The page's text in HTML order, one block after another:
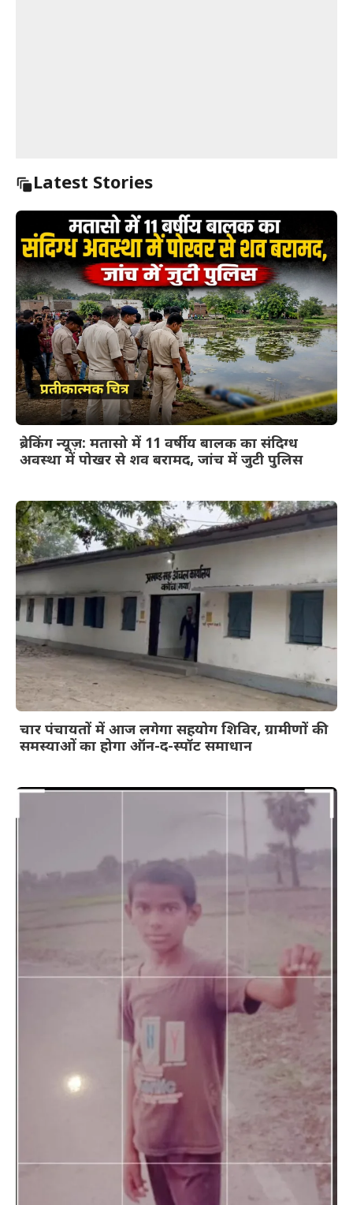
Latest Stories
ब्रेकिंग न्यूज़: मतासो में 11 वर्षीय बालक का संदिग्ध
अवस्था में पोखर से शव बरामद, जांच में जुटी पुलिस
चार पंचायतों में आज लगेगा सहयोग शिविर, ग्रामीणों की
समस्याओं का होगा ऑन-द-स्पॉट समाधान